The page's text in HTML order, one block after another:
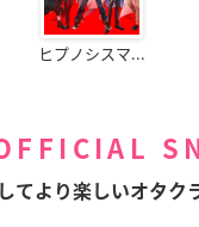
ヒプノシスマ...
てより楽しいオタク